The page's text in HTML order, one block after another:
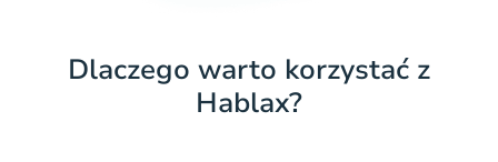
Dlaczego warto korzystać z
Hablax?